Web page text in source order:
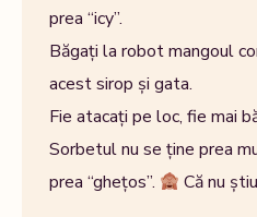
prea “icy”.
Băgați la robot mangoul
acest sirop și gata.
Fie atacați pe loc, fie mai
Sorbetul nu se ține prea
prea “ghețos”.
Că nu